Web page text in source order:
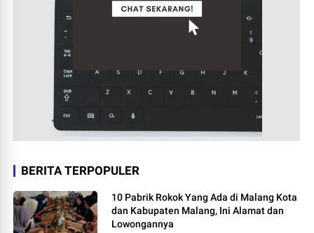
BERITA TERPOPULER
10 Pabrik Rokok Yang Ada di Malang Kota
dan Kabupaten Malang, Ini Alamat dan
Lowongannya